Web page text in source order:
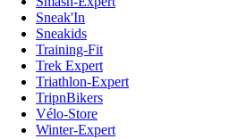
Sneak'In
Sneakids
Training-Fit
Trek Expert
Triathlon-Expert
TripnBikers
Vélo-Store
Winter-Expert